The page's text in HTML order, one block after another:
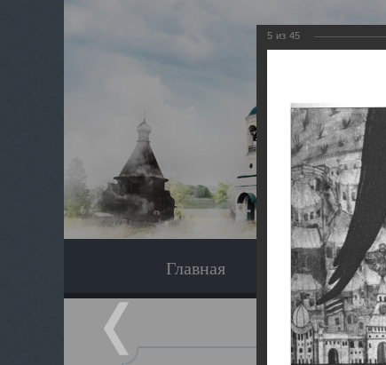
Главная
5 из 45